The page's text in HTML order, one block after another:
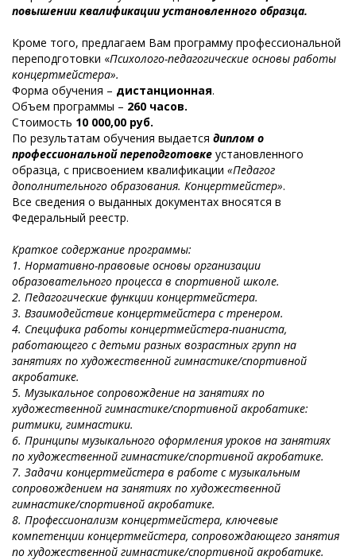
повышении квалификации установленного образца.
Кроме того, предлагаем Вам программу профессиональной
переподготовки «Психолого-педагогические основы работы
концертмейстера».
Форма обучения – дистанционная.
Объем программы – 260 часов.
Стоимость 10 000,00 руб.
По результатам обучения выдается диплом о
профессиональной переподготовке установленного
образца, с присвоением квалификации «Педагог
дополнительного образования. Концертмейстер».
Все сведения о выданных документах вносятся в
Федеральный реестр.
Краткое содержание программы:
1. Нормативно-правовые основы организации
образовательного процесса в спортивной школе.
2. Педагогические функции концертмейстера.
3. Взаимодействие концертмейстера с тренером.
4. Специфика работы концертмейстера-пианиста,
работающего с детьми разных возрастных групп на
занятиях по художественной гимнастике/спортивной
акробатике.
5. Музыкальное сопровождение на занятиях по
художественной гимнастике/спортивной акробатике:
ритмики, гимнастики.
6. Принципы музыкального оформления уроков на занятиях
по художественной гимнастике/спортивной акробатике.
7. Задачи концертмейстера в работе с музыкальным
сопровождением на занятиях по художественной
гимнастике/спортивной акробатике.
8. Профессионализм концертмейстера, ключевые
компетенции концертмейстера, сопровождающего занятия
по художественной гимнастике/спортивной акробатике.